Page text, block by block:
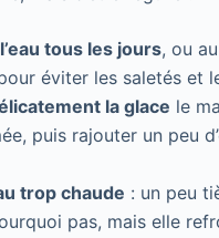
tous les jours, ou
éviter les saletés et
la glace le
puis rajouter un peu
trop chaude : un peu
pas, mais elle